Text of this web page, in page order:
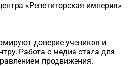
«Репетиторская империя»
доверие учеников и
Работа с медиа стала для
продвижения.